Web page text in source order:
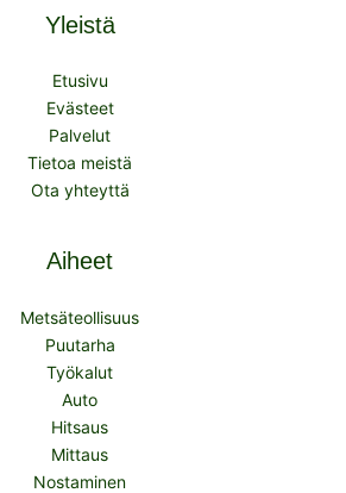
Yleistä
Etusivu
Evästeet
Palvelut
Tietoa meistä
Ota yhteyttä
Aiheet
Metsäteollisuus
Puutarha
Työkalut
Auto
Hitsaus
Mittaus
Nostaminen